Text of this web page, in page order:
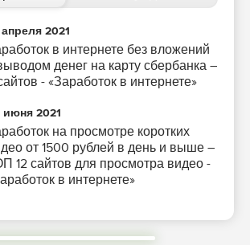
2021
в интернете без вложений
денег на карту сбербанка –
- «Заработок в интернете»
июня 2021
на просмотре коротких
от 1500 рублей в день и выше –
12 сайтов для просмотра видео -
в интернете»